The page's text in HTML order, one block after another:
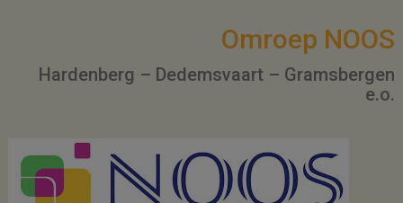
Omroep NOOS
Hardenberg – Dedemsvaart – Gramsbergen
e.o.